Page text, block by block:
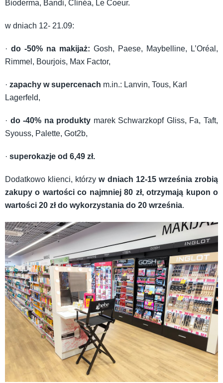
Bioderma, Bandi, Clinéa, Le Coeur.
w dniach 12- 21.09:
· do -50% na makijaż: Gosh, Paese, Maybelline, L’Oréal,
Rimmel, Bourjois, Max Factor,
· zapachy w supercenach m.in.: Lanvin, Tous, Karl
Lagerfeld,
· do -40% na produkty marek Schwarzkopf Gliss, Fa, Taft,
Syouss, Palette, Got2b,
· superokazje od 6,49 zł.
Dodatkowo klienci, którzyw dniach 12-15 września zrobią
zakupy o wartości co najmniej 80 zł, otrzymają kupon o
wartości 20 zł do wykorzystania do 20 września.